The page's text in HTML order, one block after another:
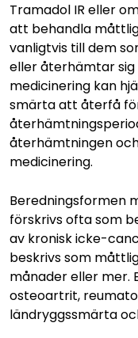
Tramadol IR eller
att behandla
vanligtvis till dem
eller återhämtar
medicinering kan
smärta att återfå
återhämtningen
medicinering.
Beredningsformen
förskrivs ofta som
av kronisk icke-
beskrivs som
månader eller mer.
osteoartrit,
ländryggssmärta